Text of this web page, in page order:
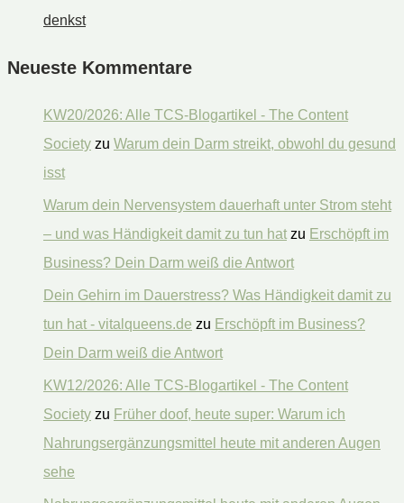
denkst
Neueste Kommentare
KW20/2026: Alle TCS-Blogartikel - The Content
Society zu Warum dein Darm streikt, obwohl du gesund
isst
Warum dein Nervensystem dauerhaft unter Strom steht
– und was Händigkeit damit zu tun hat zu Erschöpft im
Business? Dein Darm weiß die Antwort
Dein Gehirn im Dauerstress? Was Händigkeit damit zu
tun hat - vitalqueens.de zu Erschöpft im Business?
Dein Darm weiß die Antwort
KW12/2026: Alle TCS-Blogartikel - The Content
Society zu Früher doof, heute super: Warum ich
Nahrungsergänzungsmittel heute mit anderen Augen
sehe